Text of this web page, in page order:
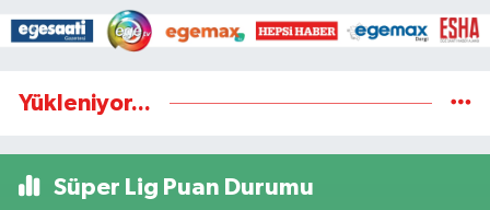
Yükleniyor...
Süper Lig Puan Durumu